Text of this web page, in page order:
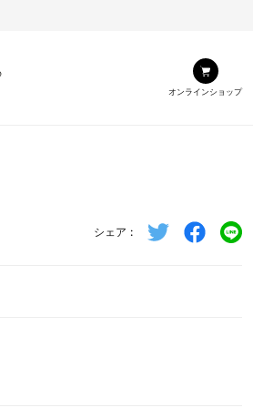
オンラインショップ
シェア